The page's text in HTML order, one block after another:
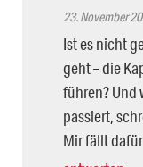
23. November
Ist es nicht
geht – die
führen? Und
passiert,
Mir fällt